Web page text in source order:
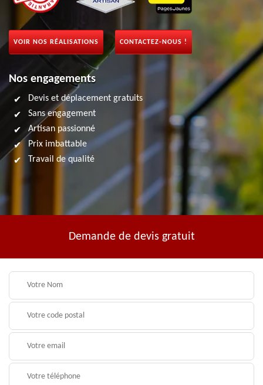
VOIR NOS RÉALISATIONS CONTACTEZ-NOUS !
Nos engagements
Devis et déplacement gratuits
Sans engagement
Artisan passionné
Prix imbattable
Travail de qualité
Demande de devis gratuit